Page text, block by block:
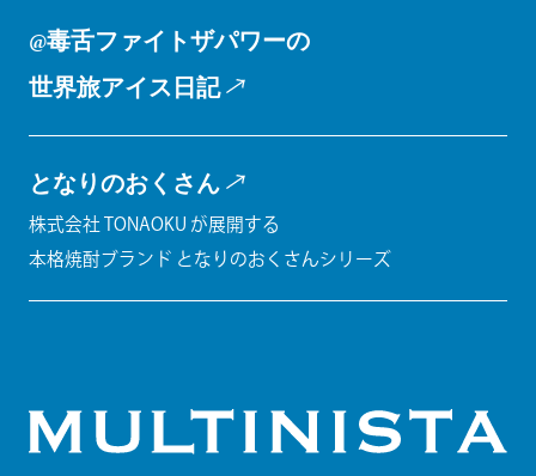
@毒舌ファイトザパワーの
世界旅アイス日記
となりのおくさん
株式会社 TONAOKU が展開する
本格焼酎ブランド となりのおくさんシリーズ